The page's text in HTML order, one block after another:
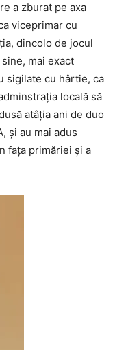
a zburat pe axa
viceprimar cu
dincolo de jocul
mai exact
sigilate cu hârtie, ca
locală să
atâția ani de duo
și au mai adus
fața primăriei și a